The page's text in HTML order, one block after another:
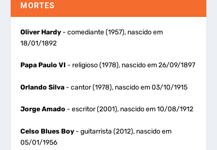
MORTES
Oliver Hardy - comediante (1957), nascido em
18/01/1892
Papa Paulo VI - religioso (1978), nascido em 26/09/1897
Orlando Silva - cantor (1978), nascido em 03/10/1915
Jorge Amado - escritor (2001), nascido em 10/08/1912
Celso Blues Boy - guitarrista (2012), nascido em
05/01/1956